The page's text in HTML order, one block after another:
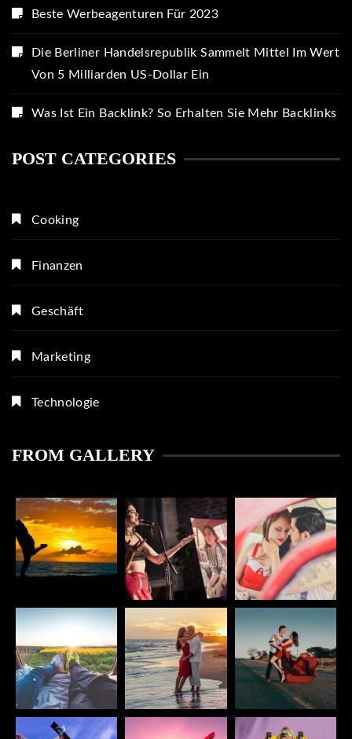
Beste Werbeagenturen Für 2023
Die Berliner Handelsrepublik Sammelt Mittel Im Wert
Von 5 Milliarden US-Dollar Ein
Was Ist Ein Backlink? So Erhalten Sie Mehr Backlinks
POST CATEGORIES
Cooking
Finanzen
Geschäft
Marketing
Technologie
FROM GALLERY